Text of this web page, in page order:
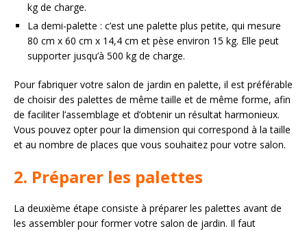
kg de charge.
La demi-palette : c’est une palette plus petite, qui mesure
80 cm x 60 cm x 14,4 cm et pèse environ 15 kg. Elle peut
supporter jusqu’à 500 kg de charge.
Pour fabriquer votre salon de jardin en palette, il est préférable
de choisir des palettes de même taille et de même forme, afin
de faciliter l’assemblage et d’obtenir un résultat harmonieux.
Vous pouvez opter pour la dimension qui correspond à la taille
et au nombre de places que vous souhaitez pour votre salon.
2. Préparer les palettes
La deuxième étape consiste à préparer les palettes avant de
les assembler pour former votre salon de jardin. Il faut